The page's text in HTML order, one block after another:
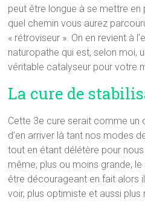
peut être longue à se mettre en
quel chemin vous aurez
« rétroviseur ». On en revient à
naturopathe qui est, selon moi,
véritable catalyseur pour votre
La cure de
Cette 3e cure serait comme un
d’en arriver là tant nos modes
tout en étant délétère pour
même, plus ou moins grande,
être décourageant en fait alors
voir, plus optimiste et aussi plus